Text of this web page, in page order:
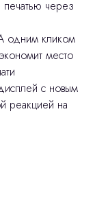
через
одним кликом
место
с новым
реакцией на